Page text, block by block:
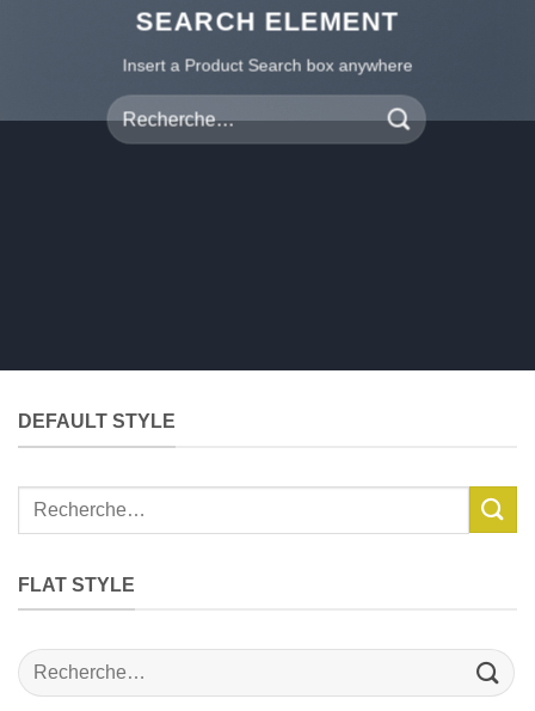
SEARCH ELEMENT
Insert a Product Search box anywhere
Recherche
pour :
DEFAULT STYLE
Recherche
FLAT STYLE
Recherche
pour :